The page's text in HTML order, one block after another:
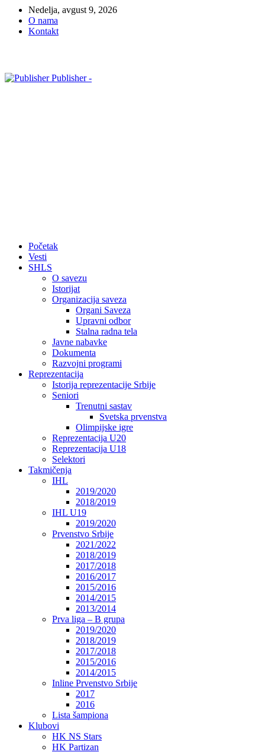
Nedelja, avgust 9, 2026
O nama
Kontakt
Publisher -
Početak
Vesti
SHLS
O savezu
Istorijat
Organizacija saveza
Organi Saveza
Upravni odbor
Stalna radna tela
Javne nabavke
Dokumenta
Razvojni programi
Reprezentacija
Istorija reprezentacije Srbije
Seniori
Trenutni sastav
Svetska prvenstva
Olimpijske igre
Reprezentacija U20
Reprezentacija U18
Selektori
Takmičenja
IHL
2019/2020
2018/2019
IHL U19
2019/2020
Prvenstvo Srbije
2021/2022
2018/2019
2017/2018
2016/2017
2015/2016
2014/2015
2013/2014
Prva liga – B grupa
2019/2020
2018/2019
2017/2018
2015/2016
2014/2015
Inline Prvenstvo Srbije
2017
2016
Lista šampiona
Klubovi
HK NS Stars
HK Partizan